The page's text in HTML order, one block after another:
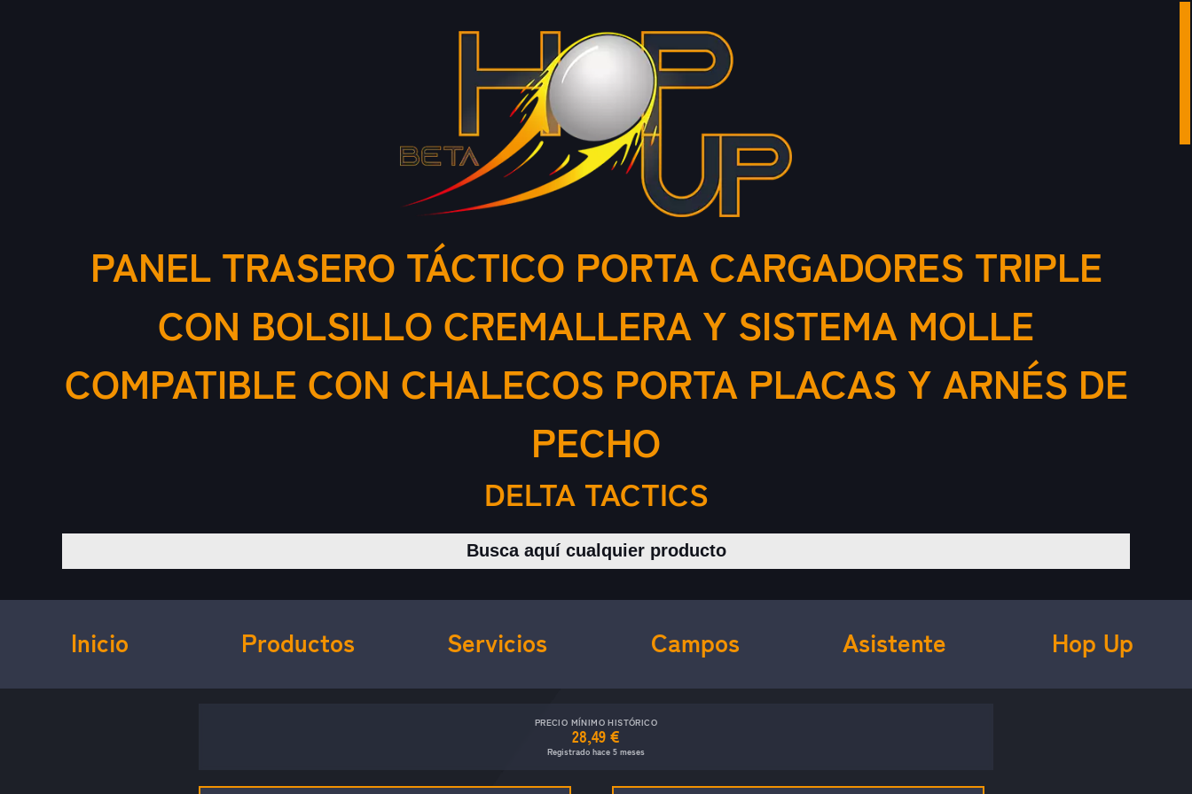
PANEL TRASERO TÁCTICO PORTA CARGADORES TRIPLE
CON BOLSILLO CREMALLERA Y SISTEMA MOLLE
COMPATIBLE CON CHALECOS PORTA PLACAS Y ARNÉS DE
PECHO
DELTA TACTICS
Buscar productos
Inicio Productos Servicios Campos Asistente Hop Up
PRECIO MÍNIMO HISTÓRICO
28,49 €
Registrado hace 5 meses